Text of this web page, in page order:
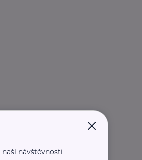
×
návštěvnosti